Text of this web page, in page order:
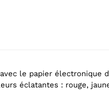
le papier électronique
éclatantes : rouge,